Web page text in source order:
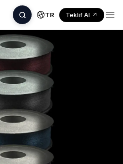
TR Teklif Al